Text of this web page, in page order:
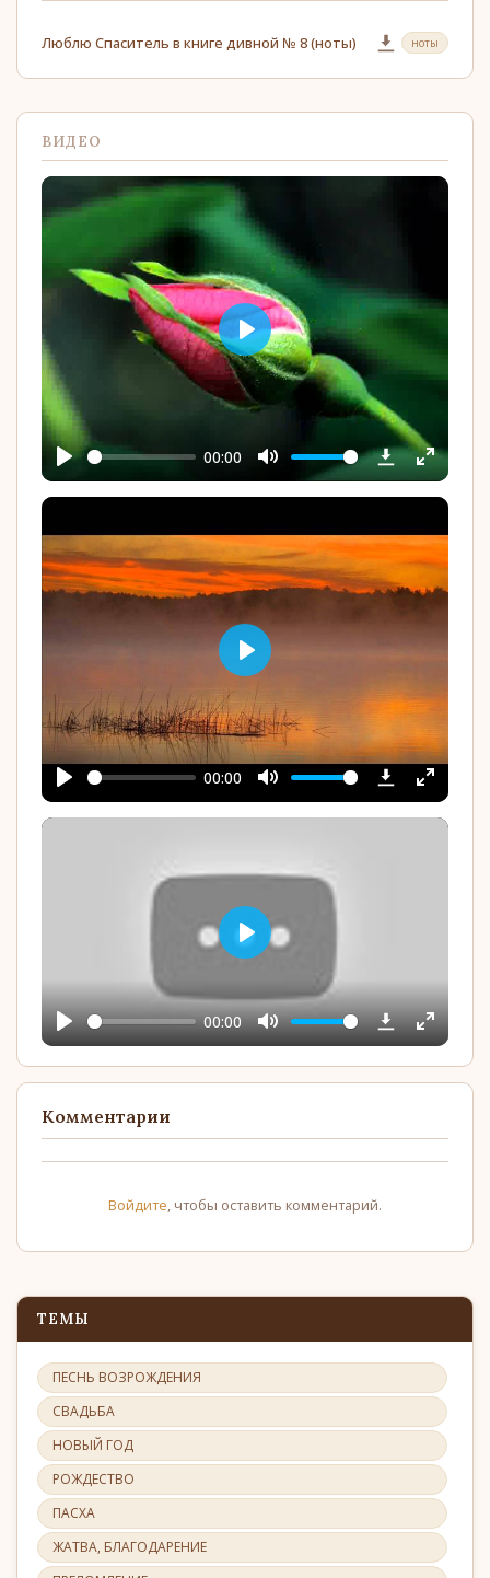
Люблю Спаситель в книге дивной № 8 (ноты) ноты
ВИДЕО
Play
00:00
Mute YouTube
Enter
Play
Play
00:00
Mute YouTube
Enter
Play
Play
00:00
Mute YouTube
Enter
Play
Комментарии
Войдите, чтобы оставить комментарий.
ТЕМЫ
ПЕСНЬ ВОЗРОЖДЕНИЯ
СВАДЬБА
НОВЫЙ ГОД
РОЖДЕСТВО
ПАСХА
ЖАТВА, БЛАГОДАРЕНИЕ